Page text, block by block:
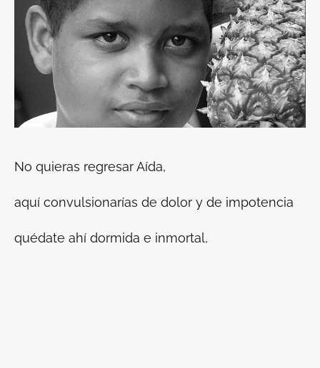
No quieras regresar Aída,
aquí convulsionarías de dolor y de impotencia
quédate ahí dormida e inmortal,